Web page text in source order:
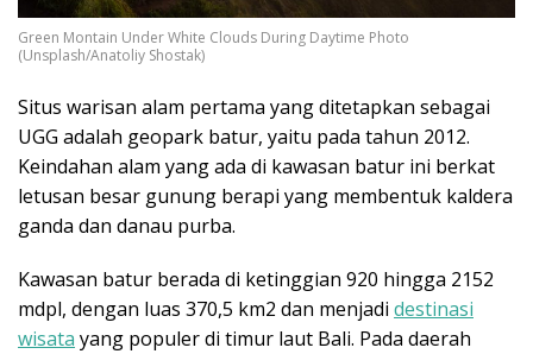
Green Montain Under White Clouds During Daytime Photo
(Unsplash/Anatoliy Shostak)
Situs warisan alam pertama yang ditetapkan sebagai
UGG adalah geopark batur, yaitu pada tahun 2012.
Keindahan alam yang ada di kawasan batur ini berkat
letusan besar gunung berapi yang membentuk kaldera
ganda dan danau purba.
Kawasan batur berada di ketinggian 920 hingga 2152
mdpl, dengan luas 370,5 km2 dan menjadi destinasi
wisata yang populer di timur laut Bali. Pada daerah